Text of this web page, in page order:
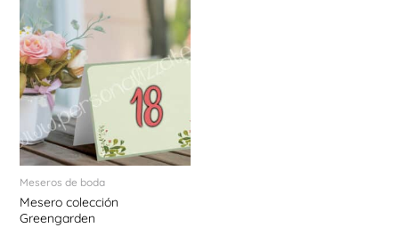
Meseros de boda
Mesero colección
Greengarden